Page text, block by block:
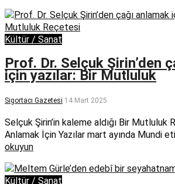
Kültür / Sanat
Prof. Dr. Selçuk Şirin’den
için yazılar: Bir Mutluluk
Sigortacı Gazetesi 14 Mart 2025
Selçuk Şirin’in kaleme aldığı Bir Mutluluk
Anlamak İçin Yazılar mart ayında Mundi
okuyun
Kültür / Sanat